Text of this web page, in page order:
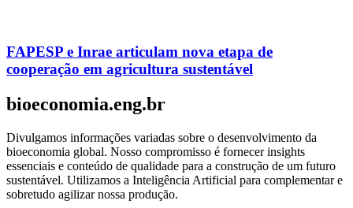
FAPESP e Inrae articulam nova etapa de
cooperação em agricultura sustentável
bioeconomia.eng.br
Divulgamos informações variadas sobre o desenvolvimento da
bioeconomia global. Nosso compromisso é fornecer insights
essenciais e conteúdo de qualidade para a construção de um futuro
sustentável. Utilizamos a Inteligência Artificial para complementar e
sobretudo agilizar nossa produção.